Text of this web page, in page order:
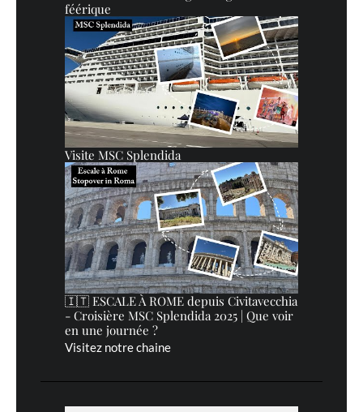
féérique
Visite MSC Splendida
🇮🇹 ESCALE À ROME depuis Civitavecchia
- Croisière MSC Splendida 2025 | Que voir
en une journée ?
Visitez notre chaine